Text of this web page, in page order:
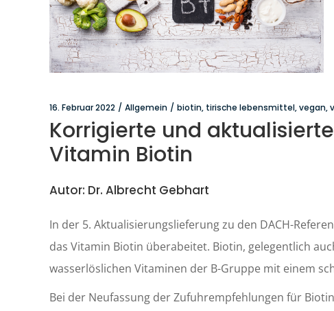
16. Februar 2022 Allgemein biotin, tirische lebensmittel,vegan,
Korrigierte und
Vitamin Biotin
Autor: Dr. Albrecht Gebhart
In der 5. Aktualisierungslieferung zu den DACH-
das Vitamin Biotin überabeitet. Biotin, gelegentlich
wasserlöslichen Vitaminen der B-Gruppe mit einem
Bei der Neufassung der Zufuhrempfehlungen für